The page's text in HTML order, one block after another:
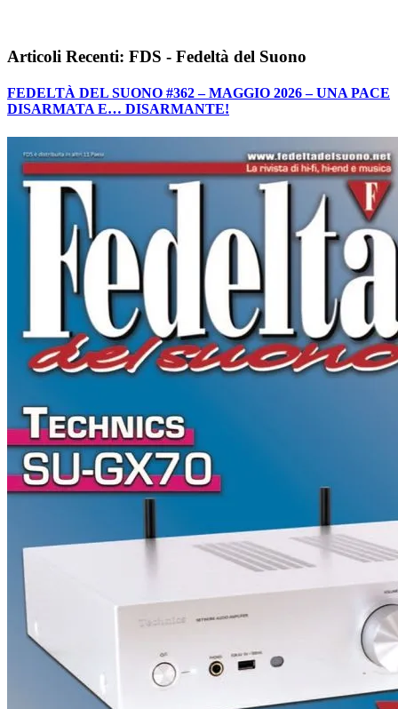
Articoli Recenti: FDS - Fedeltà del Suono
FEDELTÀ DEL SUONO #362 – MAGGIO 2026 – UNA PACE
DISARMATA E… DISARMANTE!